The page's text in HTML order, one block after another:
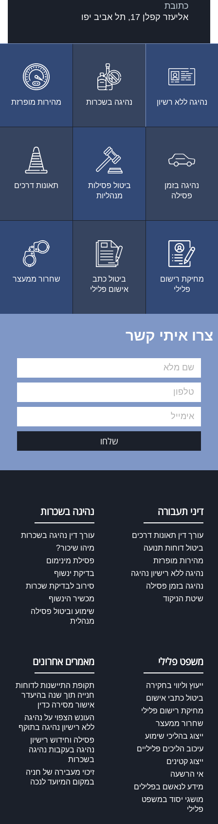
כתובת
אליעזר קפלן 17, תל אביב יפו
נהיגה ללא רשיון נהיגה בשכרות מהירות מופרזת
נהיגה בזמן
פסילה
ביטול פסילות
מנהליות
תאונות דרכים
מחיקת רישום
פלילי
ביטול כתב
אישום פלילי
שחרור ממעצר
צרו איתי קשר
שלחו
דיני תעבורה
עורך דין תאונות דרכים
ביטול דוחות תנועה
מהירות מופרזת
נהיגה ללא רישיון נהיגה
נהיגה בזמן פסילה
שיטת הניקוד
נהיגה בשכרות
עורך דין נהיגה בשכרות
מיהו שיכור?
פסילת מינימום
בדיקת ינשוף
סירוב לבדיקת שכרות
מכשיר הינשוף
שימוע וביטול פסילה
מנהלית
משפט פלילי
ייעוץ וליווי בחקירה
ביטול כתבי אישום
מחיקת רישום פלילי
שחרור ממעצר
ייצוג בהליכי שימוע
עיכוב הליכים פליליים
ייצוג קטינים
אי הרשעה
מידע לנאשם בפלילים
מושגי יסוד במשפט
פלילי
מאמרים אחרונים
תקופת התיישנות לדוחות
חנייה תוך שנה בהיעדר
אישור מסירה כדין
העונש הצפוי על נהיגה
ללא רישיון נהיגה בתוקף
פסילה וחידוש רישיון
נהיגה בעקבות נהיגה
בשכרות
זיכוי מעבירה של חניה
במקום המיועד לנכה